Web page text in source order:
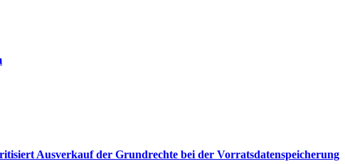
Ausverkauf der Grundrechte bei der Vorratsdatenspeicherung